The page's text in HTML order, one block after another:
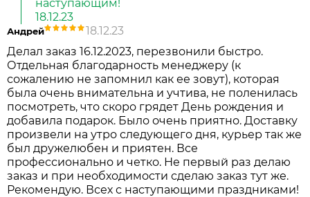
наступающим!
18.12.23
Андрей
18.12.23
Делал заказ 16.12.2023, перезвонили быстро.
Отдельная благодарность менеджеру (к
сожалению не запомнил как ее зовут), которая
была очень внимательна и учтива, не поленилась
посмотреть, что скоро грядет День рождения и
добавила подарок. Было очень приятно. Доставку
произвели на утро следующего дня, курьер так же
был дружелюбен и приятен. Все
профессионально и четко. Не первый раз делаю
заказ и при необходимости сделаю заказ тут же.
Рекомендую. Всех с наступающими праздниками!